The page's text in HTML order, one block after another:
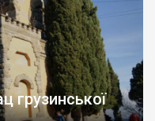
грузинської